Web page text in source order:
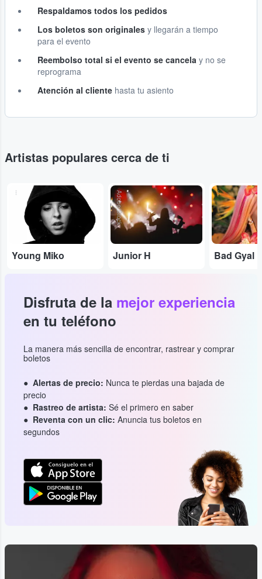
Respaldamos todos los pedidos
Los boletos son originales y llegarán a tiempo
para el evento
Reembolso total si el evento se cancela y no se
reprograma
Atención al cliente hasta tu asiento
Artistas populares cerca de ti
...
Young Miko
Adobe Stock
Junior H
...
Bad Gyal
Disfruta de la mejor experiencia
en tu teléfono
La manera más sencilla de encontrar, rastrear y comprar
boletos
Alertas de precio: Nunca te pierdas una bajada de
precio
Rastreo de artista: Sé el primero en saber
Reventa con un clic: Anuncia tus boletos en
segundos